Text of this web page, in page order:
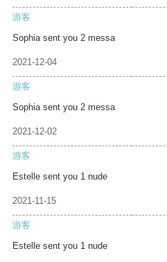
游客
Sophia sent you 2 messa
2021-12-04
游客
Sophia sent you 2 messa
2021-12-02
游客
Estelle sent you 1 nude
2021-11-15
游客
Estelle sent you 1 nude